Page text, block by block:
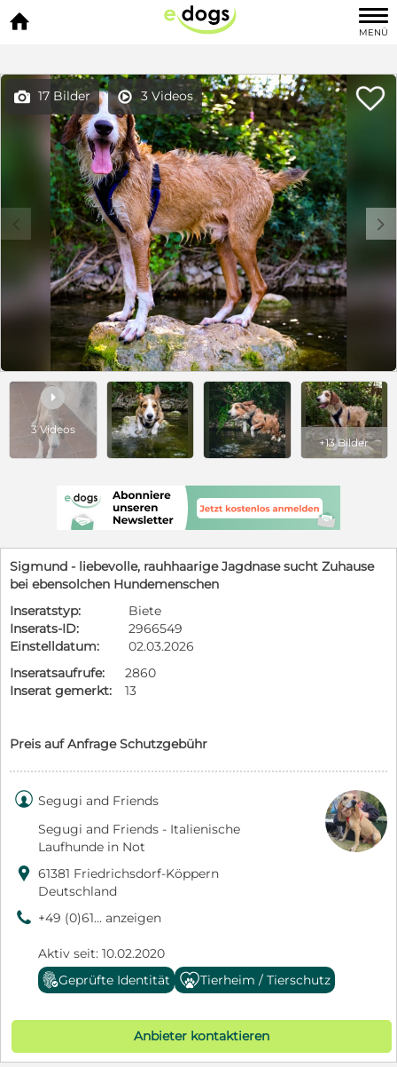

MENÜ
 17 Bilder  3 Videos 
c d

3 Videos
+13 Bilder
Sigmund - liebevolle, rauhhaarige Jagdnase sucht Zuhause
bei ebensolchen Hundemenschen
Inseratstyp:
Biete
Inserats-ID:
2966549
Einstelldatum:
02.03.2026
Inseratsaufrufe:
2860
Inserat gemerkt:
13
Preis auf Anfrage Schutzgebühr
 Segugi and Friends
Segugi and Friends - Italienische
Laufhunde in Not
 61381 Friedrichsdorf-Köppern
Deutschland
9 +49 (0)61... anzeigen
Aktiv seit: 10.02.2020
Geprüfte Identität
Tierheim / Tierschutz
Anbieter kontaktieren